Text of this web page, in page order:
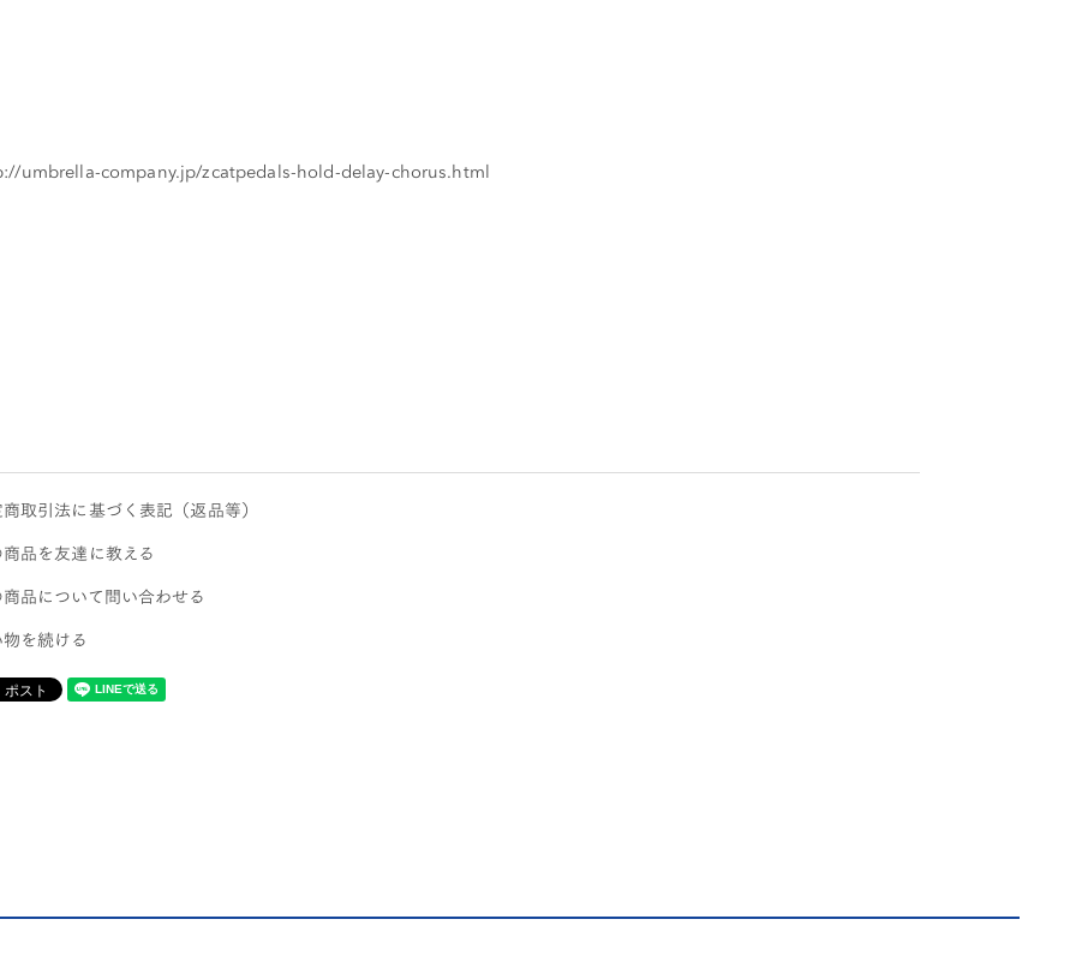
umbrella-company.jp/zcatpedals-hold-delay-chorus.html
取引法に基づく表記（返品等）
商品を友達に教える
商品について問い合わせる
を続ける